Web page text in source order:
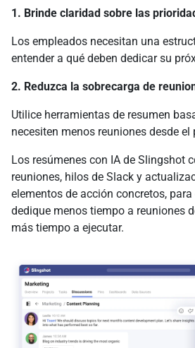
1. Brinde claridad sobre las
Los empleados necesitan una
entender a qué deben dedicar su
2. Reduzca la sobrecarga de
Utilice herramientas de resumen
necesiten menos reuniones desde el
Los resúmenes con IA de Slingshot
reuniones, hilos de Slack y
elementos de acción concretos,
dedique menos tiempo a reuniones
más tiempo a ejecutar.